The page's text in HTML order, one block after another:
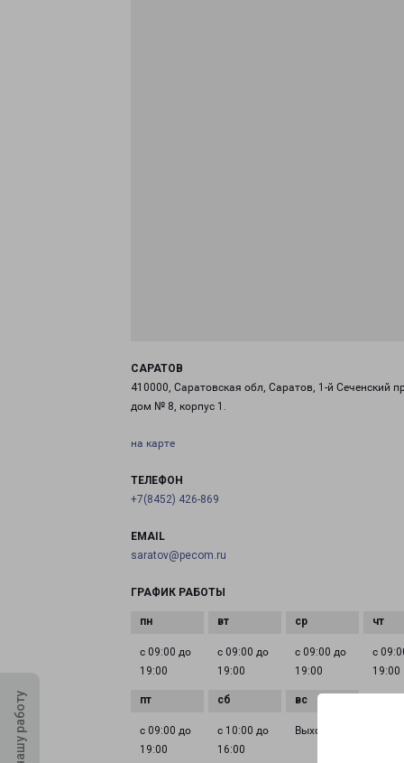
САРАТОВ
410000, Саратовская обл, Саратов, 1-й Сеченский
дом № 8, корпус 1.
на карте
ТЕЛЕФОН
+7(8452) 426-869
EMAIL
saratov@pecom.ru
ГРАФИК РАБОТЫ
с 09:00 до
19:00
с 09:00 до
19:00
с 09:00 до
19:00
с
19:00
с 09:00 до
19:00
с 10:00 до
16:00
Выходной